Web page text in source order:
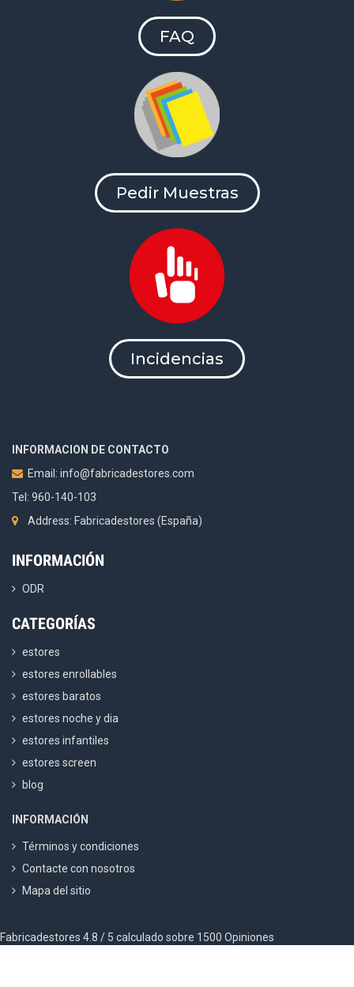
FAQ
Pedir Muestras
Incidencias
INFORMACION DE CONTACTO
Email: info@fabricadestores.com
Tel: 960-140-103
Address: Fabricadestores (España)
INFORMACIÓN
ODR
CATEGORÍAS
estores
estores enrollables
estores baratos
estores noche y dia
estores infantiles
estores screen
blog
INFORMACIÓN
Términos y condiciones
Contacte con nosotros
Mapa del sitio
Fabricadestores 4.8 / 5 calculado sobre 1500 Opiniones